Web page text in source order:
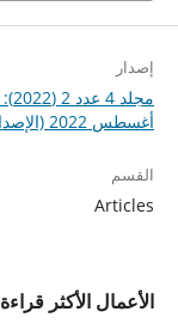
إصدار
أغسطس 2022 (الإصدار العاشر)
القسم
Articles
الأعمال الأكثر